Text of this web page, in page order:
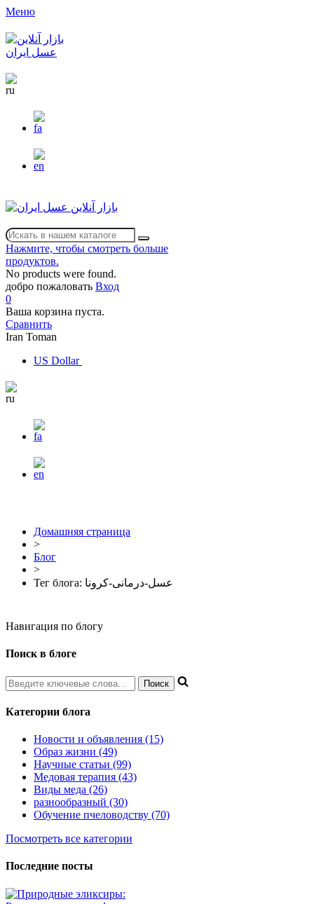
Меню
Нажмите, чтобы смотреть больше
продуктов.
No products were found.
добро пожаловать Вход
0
Ваша корзина пуста.
Сравнить
Iran Toman
US Dollar
Домашняя страница
>
Блог
>
Тег блога: عسل-درمانی-کرونا
Навигация по блогу
Поиск в блоге
Категории блога
Новости и объявления (15)
Образ жизни (49)
Научные статьи (99)
Медовая терапия (43)
Виды меда (26)
разнообразный (30)
Обучение пчеловодству (70)
Посмотреть все категории
Последние посты